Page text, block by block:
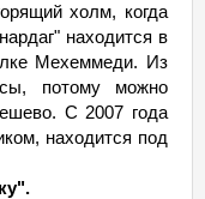
холм, когда
находится в
Мехеммеди. Из
потому можно
С 2007 года
находится под